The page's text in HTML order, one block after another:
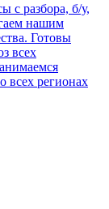
с разбора, б/у,
нашим
Готовы
всех
всех регионах